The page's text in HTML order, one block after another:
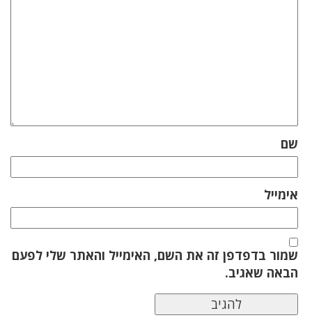
שם
אימייל
שמור בדפדפן זה את השם, האימייל והאתר שלי לפעם
הבאה שאגיב.